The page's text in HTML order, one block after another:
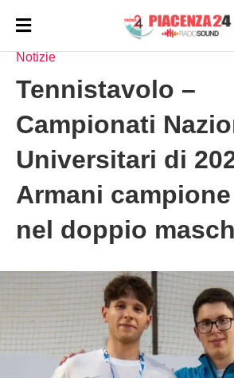
HOMEPAGE
Notizie
Tennistavolo –
Campionati
Universitari di
Armani
nel doppio